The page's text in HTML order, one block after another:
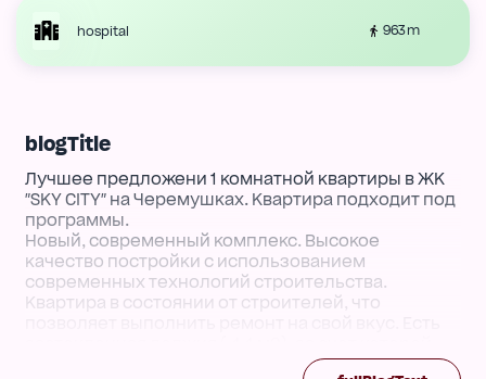
hospital 963 m
blogTitle
Лучшее предложени 1 комнатной квартиры в ЖК
"SKY CITY" на Черемушках. Квартира подходит под
программы.
Новый, современный комплекс. Высокое
качество постройки с использованием
современных технологий строительства.
Квартира в состоянии от строителей, что